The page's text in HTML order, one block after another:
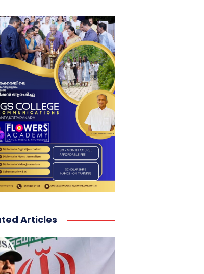
Articles